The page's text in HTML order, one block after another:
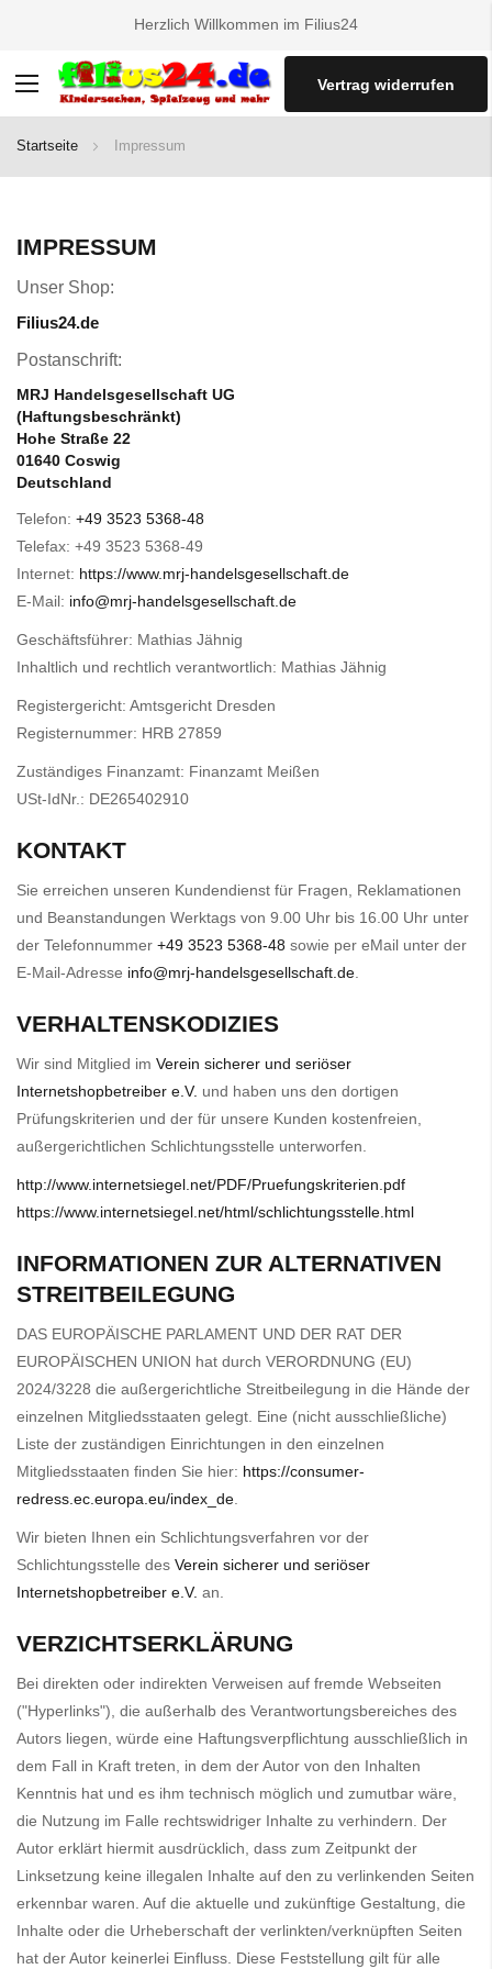
Herzlich Willkommen im Filius24
Navigation
umschalten
Vertrag widerrufen
Startseite Impressum
IMPRESSUM
Unser Shop:
Filius24.de
Postanschrift:
MRJ Handelsgesellschaft UG
(Haftungsbeschränkt)
Hohe Straße 22
01640 Coswig
Deutschland
Telefon: +49 3523 5368-48
Telefax: +49 3523 5368-49
Internet: https://www.mrj-handelsgesellschaft.de
E-Mail: info@mrj-handelsgesellschaft.de
Geschäftsführer: Mathias Jähnig
Inhaltlich und rechtlich verantwortlich: Mathias Jähnig
Registergericht: Amtsgericht Dresden
Registernummer: HRB 27859
Zuständiges Finanzamt: Finanzamt Meißen
USt-IdNr.: DE265402910
KONTAKT
Sie erreichen unseren Kundendienst für Fragen, Reklamationen
und Beanstandungen Werktags von 9.00 Uhr bis 16.00 Uhr unter
der Telefonnummer +49 3523 5368-48 sowie per eMail unter der
E-Mail-Adresse info@mrj-handelsgesellschaft.de
VERHALTENSKODIZIES
Wir sind Mitglied im Verein sicherer und seriöser
Internetshopbetreiber e.V. und haben uns den dortigen
Prüfungskriterien und der für unsere Kunden kostenfreien,
außergerichtlichen Schlichtungsstelle unterworfen.
http://www.internetsiegel.net/PDF/Pruefungskriterien.pdf
https://www.internetsiegel.net/html/schlichtungsstelle.html
INFORMATIONEN ZUR ALTERNATIVEN
STREITBEILEGUNG
DAS EUROPÄISCHE PARLAMENT UND DER RAT DER
EUROPÄISCHEN UNION hat durch VERORDNUNG (EU)
2024/3228 die außergerichtliche Streitbeilegung in die Hände der
einzelnen Mitgliedsstaaten gelegt. Eine (nicht ausschließliche)
Liste der zuständigen Einrichtungen in den einzelnen
Mitgliedsstaaten finden Sie hier: https://consumer-
redress.ec.europa.eu/index_de
Wir bieten Ihnen ein Schlichtungsverfahren vor der
Schlichtungsstelle des Verein sicherer und seriöser
Internetshopbetreiber e.V. an.
VERZICHTSERKLÄRUNG
Bei direkten oder indirekten Verweisen auf fremde Webseiten
("Hyperlinks"), die außerhalb des Verantwortungsbereiches des
Autors liegen, würde eine Haftungsverpflichtung ausschließlich in
dem Fall in Kraft treten, in dem der Autor von den Inhalten
Kenntnis hat und es ihm technisch möglich und zumutbar wäre,
die Nutzung im Falle rechtswidriger Inhalte zu verhindern. Der
Autor erklärt hiermit ausdrücklich, dass zum Zeitpunkt der
Linksetzung keine illegalen Inhalte auf den zu verlinkenden Seiten
erkennbar waren. Auf die aktuelle und zukünftige Gestaltung, die
Inhalte oder die Urheberschaft der verlinkten/verknüpften Seiten
hat der Autor keinerlei Einfluss. Diese Feststellung gilt für alle